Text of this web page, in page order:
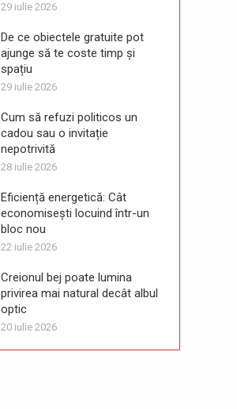
29 iulie 2026
De ce obiectele gratuite pot
ajunge să te coste timp și
spațiu
29 iulie 2026
Cum să refuzi politicos un
cadou sau o invitație
nepotrivită
28 iulie 2026
Eficiență energetică: Cât
economisești locuind într-un
bloc nou
22 iulie 2026
Creionul bej poate lumina
privirea mai natural decât albul
optic
20 iulie 2026